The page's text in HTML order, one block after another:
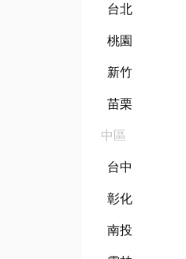
台北
桃園
新竹
苗栗
中區
台中
彰化
南投